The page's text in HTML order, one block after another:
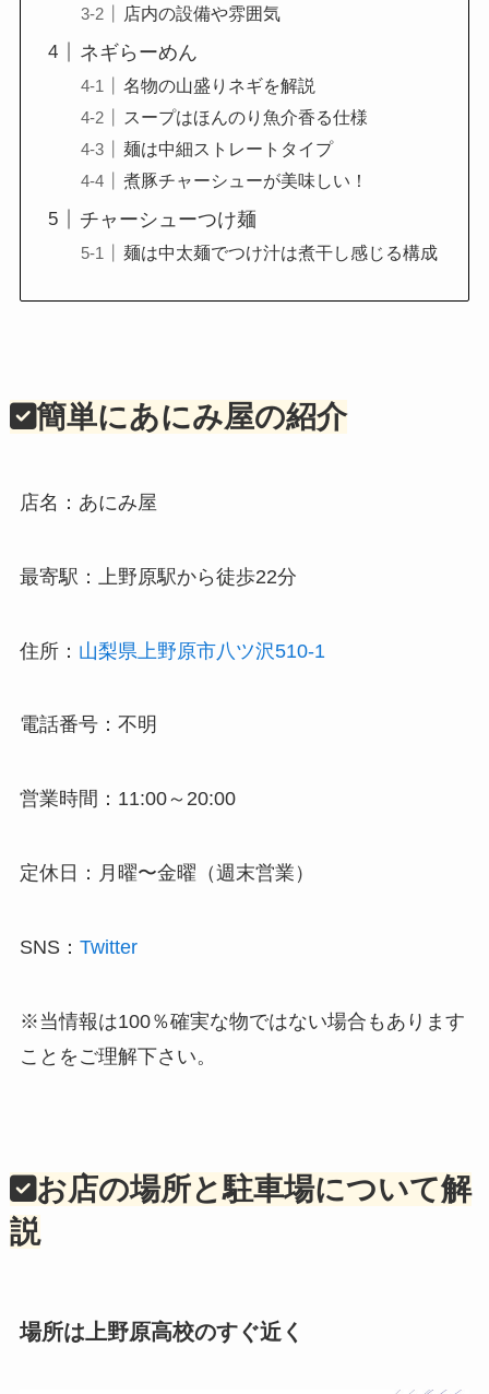
店内の設備や雰囲気
ネギらーめん
名物の山盛りネギを解説
スープはほんのり魚介香る仕様
麺は中細ストレートタイプ
煮豚チャーシューが美味しい！
チャーシューつけ麺
麺は中太麺でつけ汁は煮干し感じる構成
簡単にあにみ屋の紹介
店名：あにみ屋
最寄駅：上野原駅から徒歩22分
住所： 山梨県上野原市八ツ沢510-1
電話番号：不明
営業時間：11:00～20:00
定休日：月曜〜金曜（週末営業）
SNS： Twitter
※当情報は100％確実な物ではない場合もあります
ことをご理解下さい。
お店の場所と駐車場について解
説
場所は上野原高校のすぐ近く